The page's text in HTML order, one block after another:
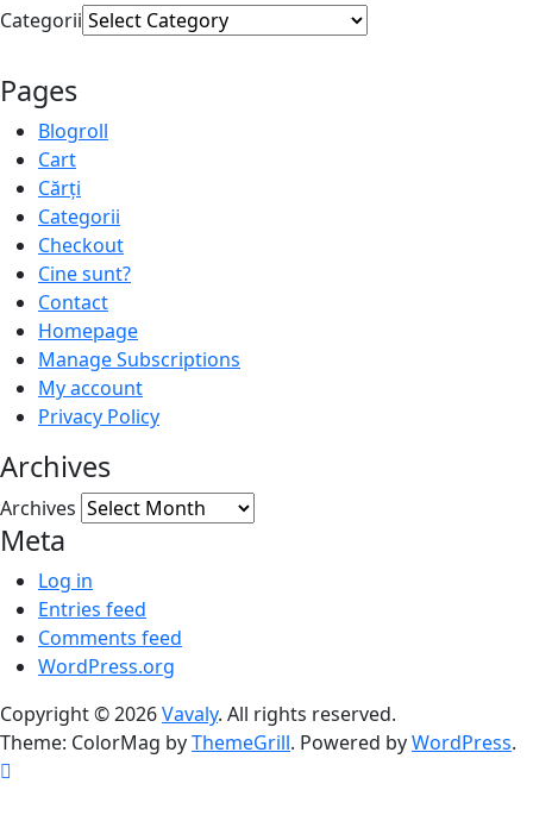
Categorii
Pages
Blogroll
Cart
Cărți
Categorii
Checkout
Cine sunt?
Contact
Homepage
Manage Subscriptions
My account
Privacy Policy
Archives
Archives
Meta
Log in
Entries feed
Comments feed
WordPress.org
Copyright © 2026Vavaly. All rights reserved.
Theme: ColorMag byThemeGrill. Powered byWordPress.